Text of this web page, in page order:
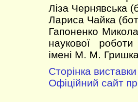
Ліза Чернявська
Лариса Чайка
Гапоненко
наукової
імені М. М.
Сторінка виставки
Офіційний сайт